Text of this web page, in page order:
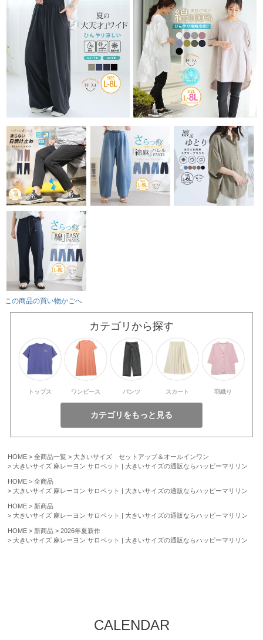
この商品の買い物かごへ
カテゴリから探す
トップス ワンピース パンツ スカート 羽織り
HOME 全商品一覧
大きいサイズ セットアップ＆オールインワン
大きいサイズ 麻レーヨン サロペット | 大きいサイズの通販ならハッピーマリリン
HOME
全商品
大きいサイズ 麻レーヨン サロペット | 大きいサイズの通販ならハッピーマリリン
HOME
新商品
大きいサイズ 麻レーヨン サロペット | 大きいサイズの通販ならハッピーマリリン
HOME 新商品
2026年夏新作
大きいサイズ 麻レーヨン サロペット | 大きいサイズの通販ならハッピーマリリン
CALENDAR